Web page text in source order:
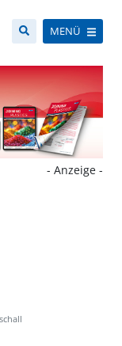
MENÜ
- Anzeige -